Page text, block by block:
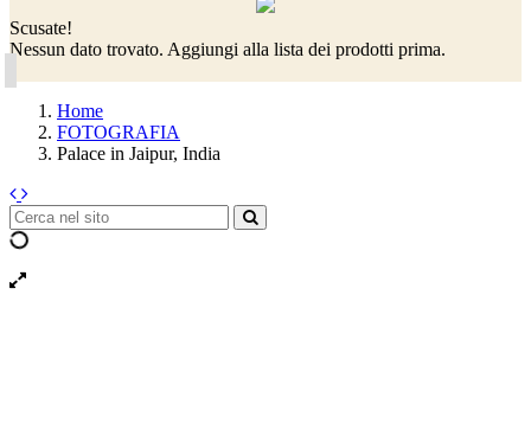
Scusate!
Nessun dato trovato. Aggiungi alla lista dei prodotti prima.
Home
FOTOGRAFIA
Palace in Jaipur, India